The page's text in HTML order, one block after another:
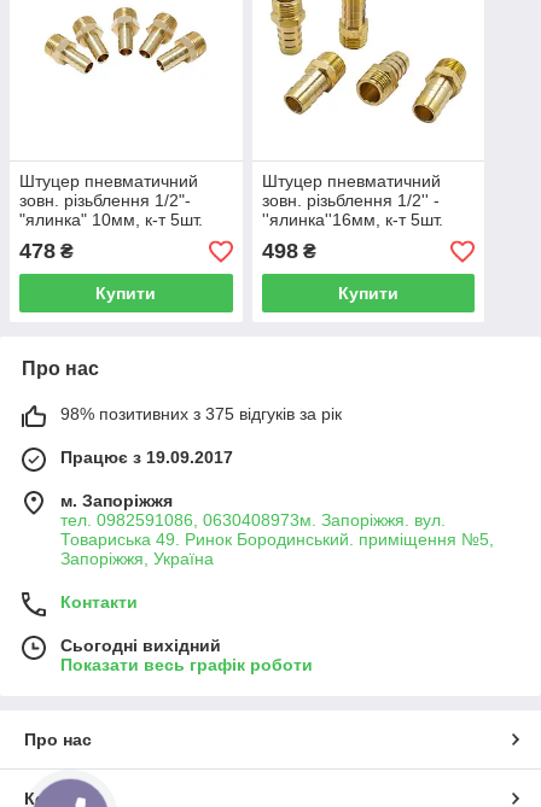
Штуцер пневматичний
зовн. різьблення 1/2"-
"ялинка" 10мм, к-т 5шт.
Forsage F-MH08/06K
478 ₴
Купити
Штуцер пневматичний
зовн. різьблення 1/2'' -
''ялинка''16мм, к-т 5шт.
Forsage F-MH08/10K
498₴
Купити
Про нас
98% позитивних з 375 відгуків за рік
Працює з 19.09.2017
м. Запоріжжя
тел. 0982591086, 0630408973м. Запоріжжя. вул.
Товариська 49. Ринок Бородинський. приміщення №5,
Запоріжжя, Україна
Контакти
Сьогодні вихідний
Показати весь графік роботи
Про нас
Контакти